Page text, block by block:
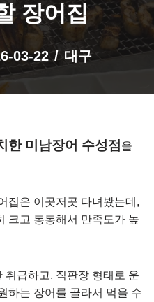
장어집
03-22 대구
한 미남장어 수성점 을
집은 이곳저곳 다녀봤는데,
크고 통통해서 만족도가 높
취급하고, 직판장 형태로 운
하는 장어를 골라서 먹을 수